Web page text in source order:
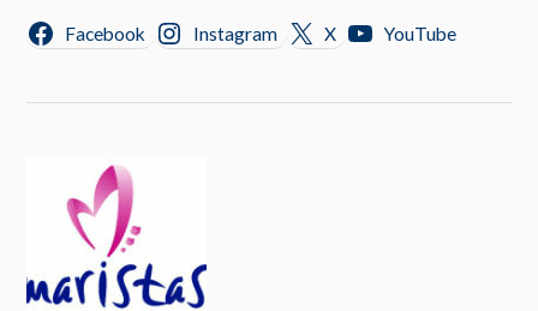
Facebook Instagram X YouTube